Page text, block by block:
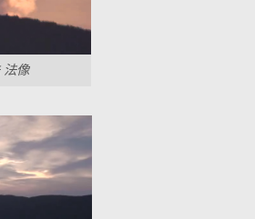
法像